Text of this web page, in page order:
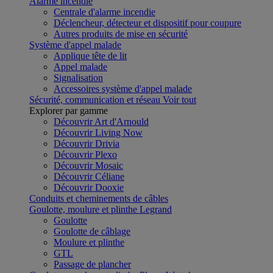
Centrale d'alarme incendie
Déclencheur, détecteur et dispositif pour coupure
Autres produits de mise en sécurité
Système d'appel malade
Applique tête de lit
Appel malade
Signalisation
Accessoires système d'appel malade
Sécurité, communication et réseau Voir tout
Explorer par gamme
Découvrir Art d'Arnould
Découvrir Living Now
Découvrir Drivia
Découvrir Plexo
Découvrir Mosaic
Découvrir Céliane
Découvrir Dooxie
Conduits et cheminements de câbles
Goulotte, moulure et plinthe Legrand
Goulotte
Goulotte de câblage
Moulure et plinthe
GTL
Passage de plancher